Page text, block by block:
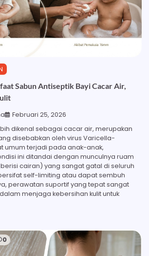
Sabun Antiseptik Bayi Cacar Air,
Februari 25, 2026
dikenal sebagai cacar air, merupakan
disebabkan oleh virus Varicella-
umum terjadi pada anak-anak,
ini ditandai dengan munculnya ruam
cairan) yang sangat gatal di seluruh
self-limiting atau dapat sembuh
perawatan suportif yang tepat sangat
menjaga kebersihan kulit untuk
0